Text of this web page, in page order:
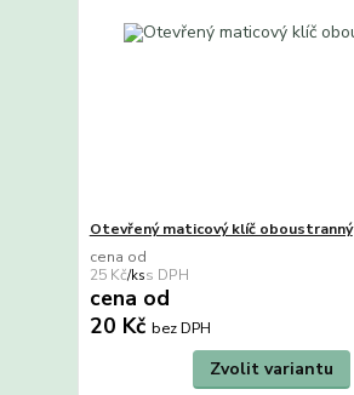
Otevřený maticový klíč oboustranný
cena od
25 Kč/ks
cena od
20 Kč bez DPH
Zvolit variantu